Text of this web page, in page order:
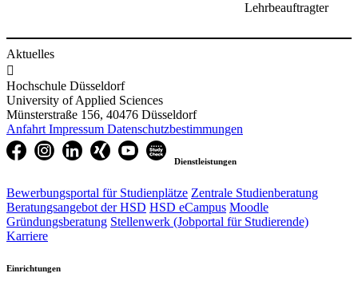
Lehrbeauftragter
Aktuelles

Hochschule Düsseldorf
University of Applied Sciences
Münsterstraße 156, 40476 Düsseldorf
Anfahrt Impressum Datenschutzbestimmungen
Dienstleistungen
Bewerbungsportal für Studienplätze Zentrale Studienberatung
Beratungsangebot der HSD HSD eCampus Moodle
Gründungsberatung Stellenwerk (Jobportal für Studierende)
Karriere
Einrichtungen